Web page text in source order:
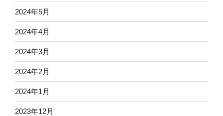
2024年5月
2024年4月
2024年3月
2024年2月
2024年1月
2023年12月